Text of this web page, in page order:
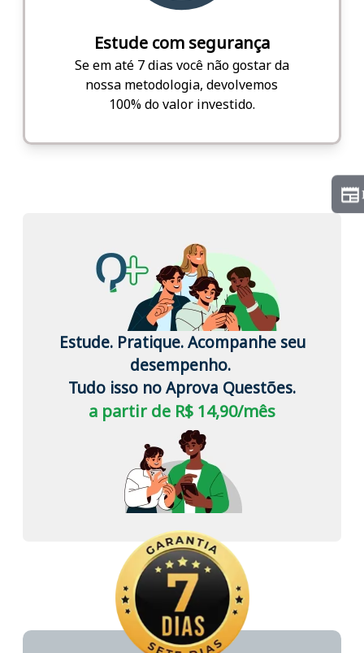
Estude com segurança
Se em até 7 dias você não gostar da
nossa metodologia, devolvemos
100% do valor investido.
Estude. Pratique. Acompanhe seu
desempenho.
Tudo isso no Aprova Questões.
a partir de R$ 14,90/mês